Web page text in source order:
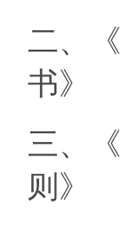
二、《
书》
三、《
则 》